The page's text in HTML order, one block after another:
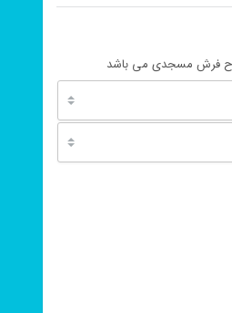
فرش مسجدی می باشد